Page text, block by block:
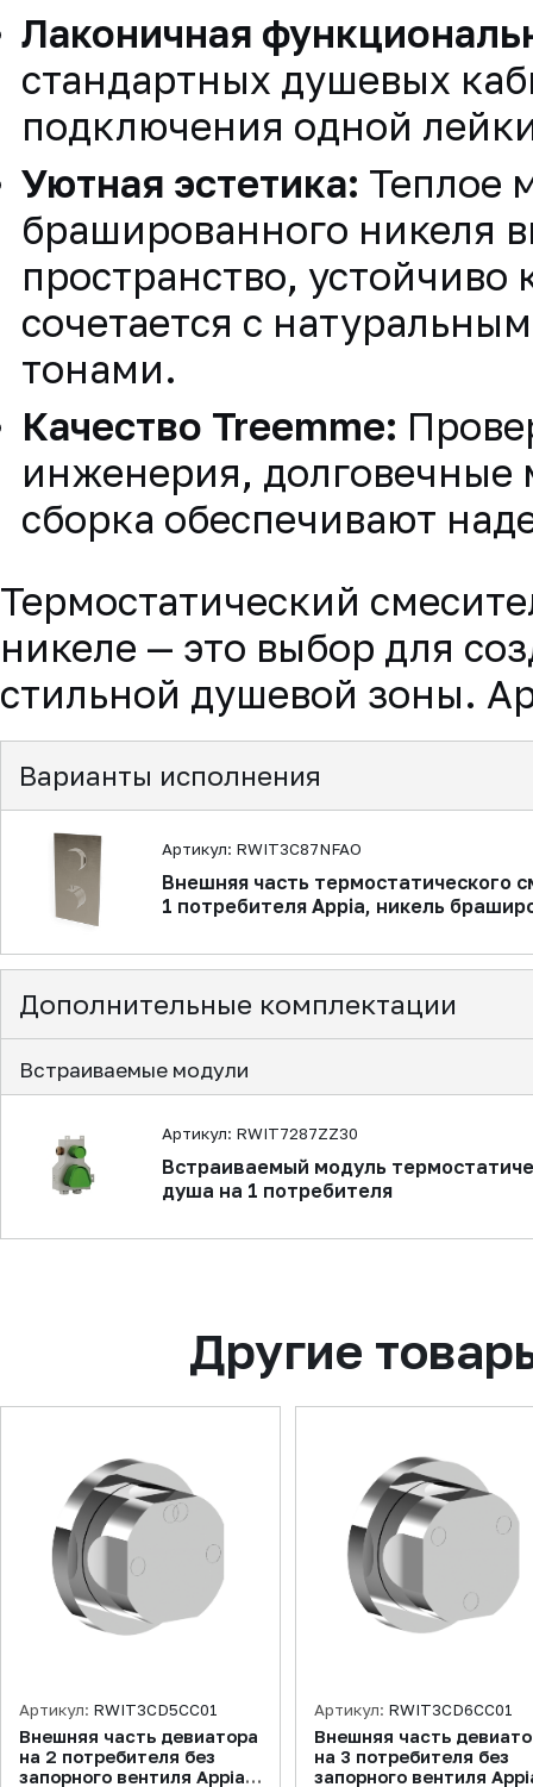
Лаконичная
стандартных душевых
подключения одной
Уютная эстетика: Теплое
брашированного никеля
пространство,
сочетается с
тонами.
Качество Treemme:
инженерия, долговечные
сборка обеспечивают
Термостатический
никеле — это выбор для
стильной душевой зоны.
Варианты исполнения
Артикул: RWIT3C87NFAO
Внешняя часть термостатического
1 потребителя Appia, никель
Дополнительные комплектации
Встраиваемые модули
Артикул: RWIT7287ZZ30
Встраиваемый модуль
душа на 1 потребителя
Другие
Артикул: RWIT3CD5CC01
Внешняя часть девиатора
на 2 потребителя без
запорного вентиля Appia,
Артикул: RWIT3CD6CC01
Внешняя часть
на 3 потребителя без
запорного вентиля